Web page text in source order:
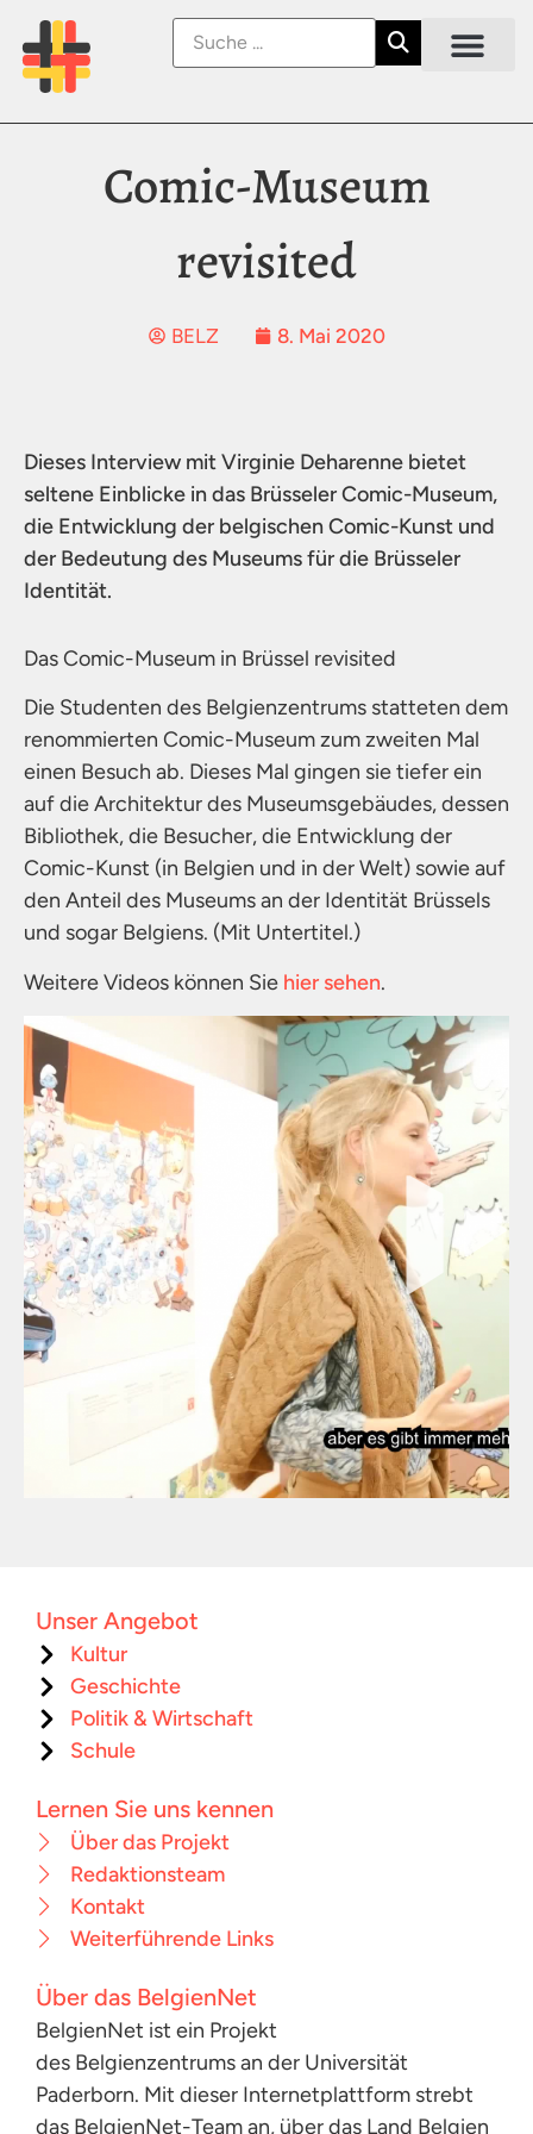
Comic-Museum
revisited
BELZ 8. Mai 2020
Dieses Interview mit Virginie Deharenne bietet
seltene Einblicke in das Brüsseler Comic-Museum,
die Entwicklung der belgischen Comic-Kunst und
der Bedeutung des Museums für die Brüsseler
Identität.
Das Comic-Museum in Brüssel revisited
Die Studenten des Belgienzentrums statteten dem
renommierten Comic-Museum zum zweiten Mal
einen Besuch ab. Dieses Mal gingen sie tiefer ein
auf die Architektur des Museumsgebäudes, dessen
Bibliothek, die Besucher, die Entwicklung der
Comic-Kunst (in Belgien und in der Welt) sowie auf
den Anteil des Museums an der Identität Brüssels
und sogar Belgiens. (Mit Untertitel.)
Weitere Videos können Sie hier sehen.
Unser Angebot
Kultur
Geschichte
Politik & Wirtschaft
Schule
Lernen Sie uns kennen
Über das Projekt
Redaktionsteam
Kontakt
Weiterführende Links
Über das BelgienNet
BelgienNet ist ein Projekt
des Belgienzentrums an der Universität
Paderborn. Mit dieser Internetplattform strebt
das BelgienNet-Team an, über das Land Belgien